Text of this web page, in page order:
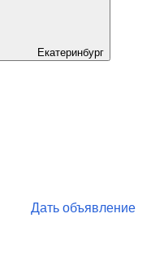
Екатеринбург
Дать объявление